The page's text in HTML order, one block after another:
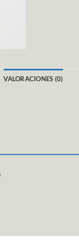
VALORACIONES (0)